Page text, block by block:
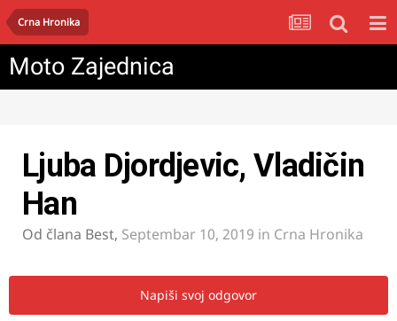
Crna Hronika
Moto Zajednica
Ljuba Djordjevic, Vladičin
Han
Od člana Best, Septembar 10, 2019 in Crna Hronika
Napiši svoj odgovor